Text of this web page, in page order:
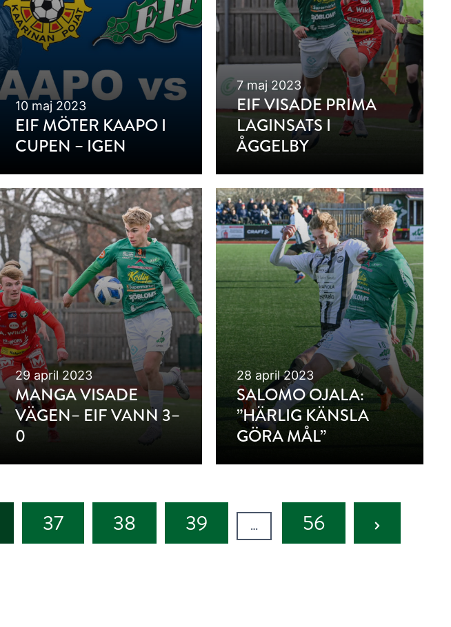
EIF MÖTER KAAPO I
CUPEN – IGEN
10 maj 2023
EIF VISADE PRIMA
LAGINSATS I
ÅGGELBY
7 maj 2023
MANGA VISADE
VÄGEN– EIF VANN 3–
0
29 april 2023
SALOMO OJALA:
”HÄRLIG KÄNSLA
GÖRA MÅL”
28 april 2023
37 38 39 … 56 Next
Page